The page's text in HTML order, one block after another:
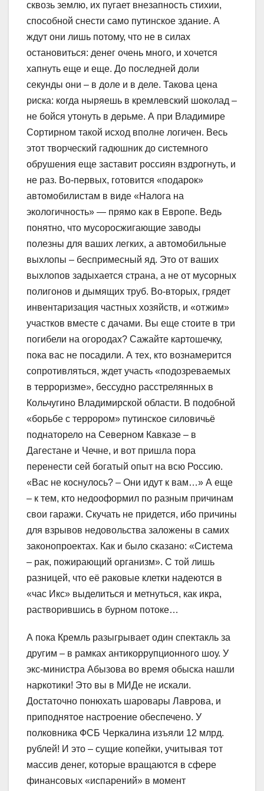
сквозь землю, их пугает внезапность стихии,
способной снести само путинское здание. А
ждут они лишь потому, что не в силах
остановиться: денег очень много, и хочется
хапнуть еще и еще. До последней доли
секунды они – в доле и в деле. Такова цена
риска: когда ныряешь в кремлевский шоколад –
не бойся утонуть в дерьме. А при Владимире
Сортирном такой исход вполне логичен. Весь
этот творческий гадюшник до системного
обрушения еще заставит россиян вздрогнуть, и
не раз. Во-первых, готовится «подарок»
автомобилистам в виде «Налога на
экологичность» — прямо как в Европе. Ведь
понятно, что мусоросжигающие заводы
полезны для ваших легких, а автомобильные
выхлопы – беспримесный яд. Это от ваших
выхлопов задыхается страна, а не от мусорных
полигонов и дымящих труб. Во-вторых, грядет
инвентаризация частных хозяйств, и «отжим»
участков вместе с дачами. Вы еще стоите в три
погибели на огородах? Сажайте картошечку,
пока вас не посадили. А тех, кто вознамерится
сопротивляться, ждет участь «подозреваемых
в терроризме», бессудно расстрелянных в
Кольчугино Владимирской области. В подобной
«борьбе с террором» путинское силовичьё
поднаторело на Северном Кавказе – в
Дагестане и Чечне, и вот пришла пора
перенести сей богатый опыт на всю Россию.
«Вас не коснулось? – Они идут к вам…» А еще
– к тем, кто недооформил по разным причинам
свои гаражи. Скучать не придется, ибо причины
для взрывов недовольства заложены в самих
законопроектах. Как и было сказано: «Система
– рак, пожирающий организм». С той лишь
разницей, что её раковые клетки надеются в
«час Икс» выделиться и метнуться, как икра,
растворившись в бурном потоке…
А пока Кремль разыгрывает один спектакль за
другим – в рамках антикоррупционного шоу. У
экс-министра Абызова во время обыска нашли
наркотики! Это вы в МИДе не искали.
Достаточно понюхать шаровары Лаврова, и
приподнятое настроение обеспечено. У
полковника ФСБ Черкалина изъяли 12 млрд.
рублей! И это – сущие копейки, учитывая тот
массив денег, которые вращаются в сфере
финансовых «испарений» в момент